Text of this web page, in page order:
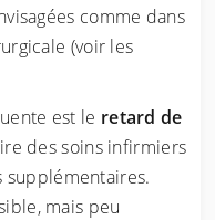
comme dans
(voir les
est le retard de
des soins infirmiers
supplémentaires.
mais peu